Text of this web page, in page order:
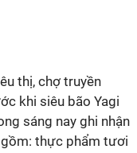
thị, chợ truyền
khi siêu bão Yagi
sáng nay ghi nhận
thực phẩm tươi